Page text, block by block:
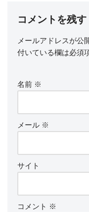
コメントを残す
メールアドレスが公
付いている欄は必須
名前 ※
メール ※
サイト
コメント ※